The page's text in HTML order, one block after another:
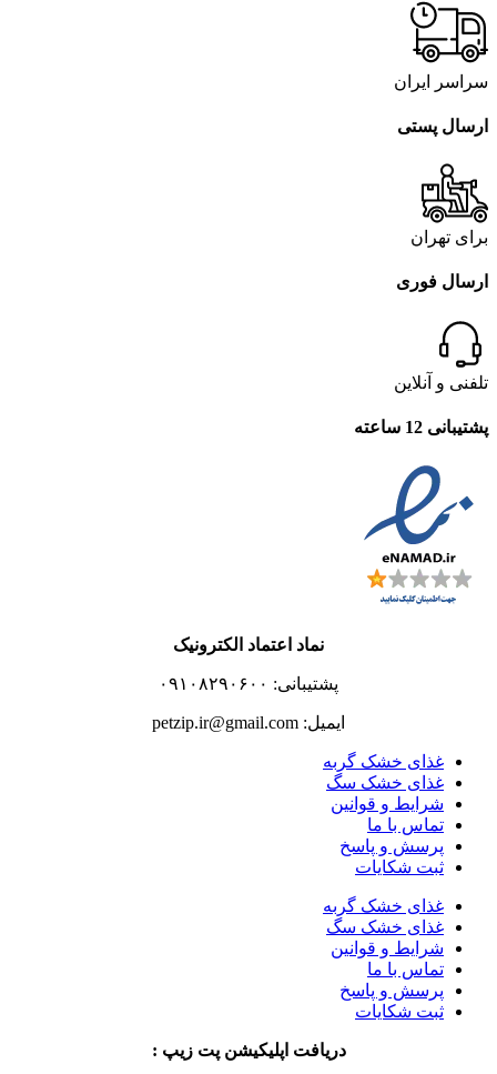
سراسر ایران
ارسال پستی
برای تهران
ارسال فوری
تلفنی و آنلاین
پشتیبانی 12 ساعته
نماد اعتماد الکترونیک
پشتیبانی: ۰۹۱۰۸۲۹۰۶۰۰
ایمیل: petzip.ir@gmail.com
غذای خشک گربه
غذای خشک سگ
شرایط و قوانین
تماس با ما
پرسش و پاسخ
ثبت شکایات
غذای خشک گربه
غذای خشک سگ
شرایط و قوانین
تماس با ما
پرسش و پاسخ
ثبت شکایات
دریافت اپلیکیشن پت زیپ :